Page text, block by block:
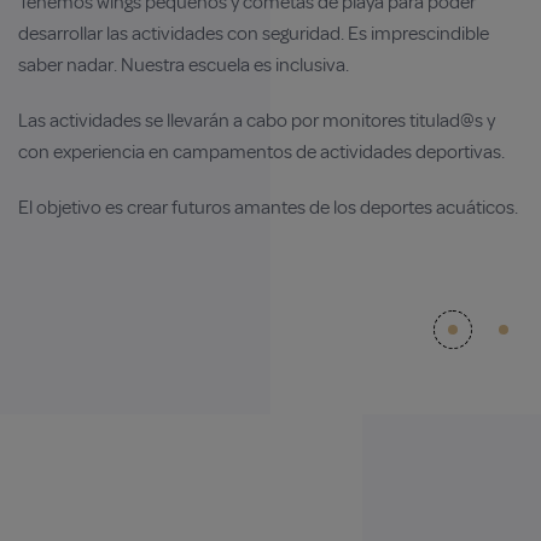
desarrollar las actividades con seguridad. Es imprescindible
saber nadar. Nuestra escuela es inclusiva.
Las actividades se llevarán a cabo por monitorestitulad@sy
con experiencia en campamentos de actividades deportivas.
El objetivo es crear futuros amantes de los deportes acuáticos.